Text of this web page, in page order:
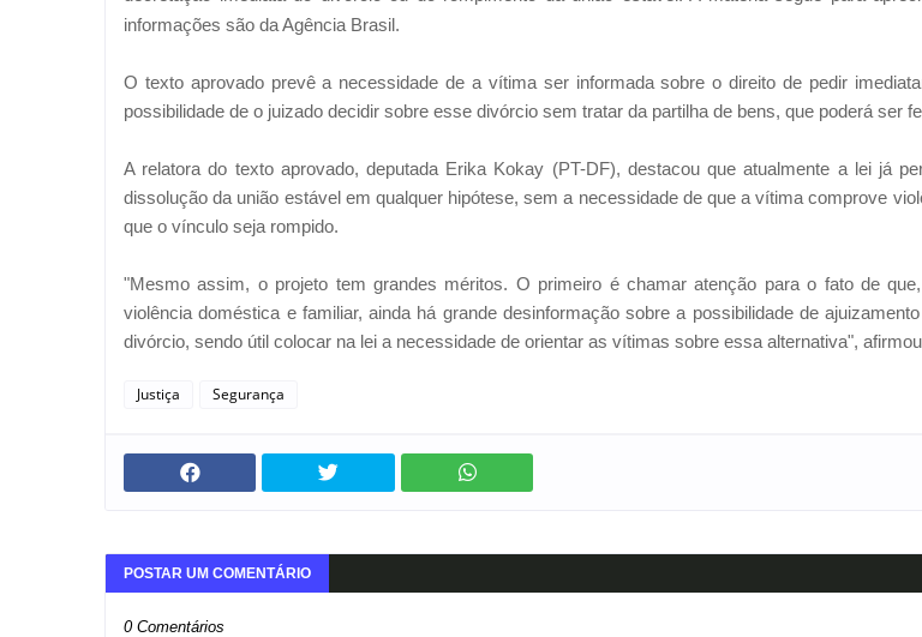
informações são da Agência Brasil.
O texto aprovado prevê a necessidade de a vítima ser informada sobre o direito de pedir
possibilidade de o juizado decidir sobre esse divórcio sem tratar da partilha de bens, que poderá ser
A relatora do texto aprovado, deputada Erika Kokay (PT-DF), destacou que atualmente a lei já
dissolução da união estável em qualquer hipótese, sem a necessidade de que a vítima comprove
que o vínculo seja rompido.
"Mesmo assim, o projeto tem grandes méritos. O primeiro é chamar atenção para o fato de
violência doméstica e familiar, ainda há grande desinformação sobre a possibilidade de
divórcio, sendo útil colocar na lei a necessidade de orientar as vítimas sobre essa alternativa",
Justiça Segurança
POSTAR UM COMENTÁRIO
0 Comentários